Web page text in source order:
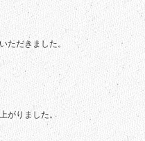
ただきました。
がりました。